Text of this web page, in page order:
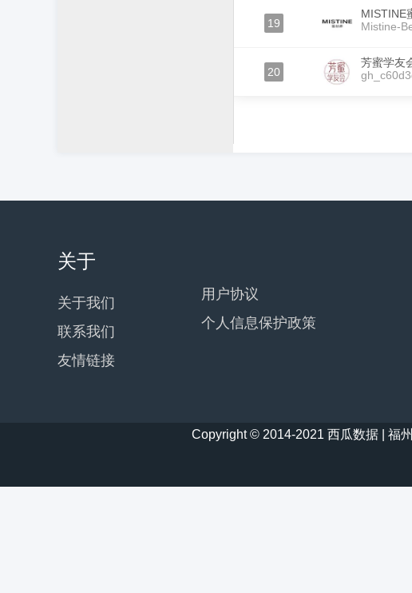
19
MISTINE
Mistine-
20
芳蜜学友
关于
关于我们
联系我们
友情链接
用户协议
个人信息保护政策
Copyright © 2014-2021 西瓜数据 | 福